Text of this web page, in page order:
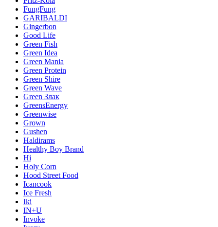
FungFung
GARIBALDI
Gingerbon
Good Life
Green Fish
Green Idea
Green Mania
Green Protein
Green Shire
Green Wave
Green Злак
GreensEnergy
Greenwise
Grown
Gushen
Haldirams
Healthy Boy Brand
Hi
Holy Corn
Hood Street Food
Icancook
Ice Fresh
Iki
IN+U
Invoke